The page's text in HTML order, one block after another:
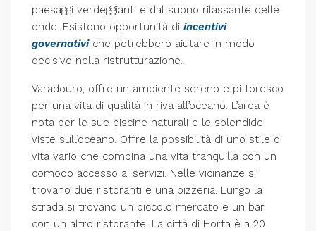
paesaggi verdeggianti e dal suono rilassante delle
onde. Esistono opportunità di incentivi
governativiche potrebbero aiutare in modo
decisivo nella ristrutturazione.
Varadouro, offre un ambiente sereno e pittoresco
per una vita di qualità in riva all’oceano. L’area è
nota per le sue piscine naturali e le splendide
viste sull’oceano. Offre la possibilità di uno stile di
vita vario che combina una vita tranquilla con un
comodo accesso ai servizi. Nelle vicinanze si
trovano due ristoranti e una pizzeria. Lungo la
strada si trovano un piccolo mercato e un bar
con un altro ristorante. La città di Horta è a 20